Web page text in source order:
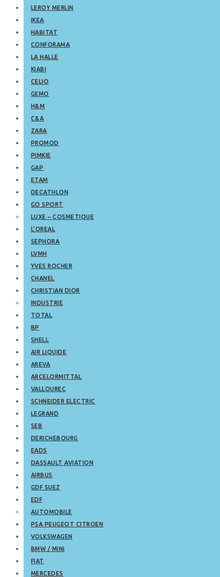
LEROY MERLIN
IKEA
HABITAT
CONFORAMA
LA HALLE
KIABI
CELIO
GEMO
H&M
C&A
ZARA
PROMOD
PIMKIE
GAP
ETAM
DECATHLON
GO SPORT
LUXE – COSMETIQUE
L’OREAL
SEPHORA
LVMH
YVES ROCHER
CHANEL
CHRISTIAN DIOR
INDUSTRIE
TOTAL
BP
SHELL
AIR LIQUIDE
AREVA
ARCELORMITTAL
VALLOUREC
SCHNEIDER ELECTRIC
LEGRAND
SEB
DERICHEBOURG
EADS
DASSAULT AVIATION
AIRBUS
GDF SUEZ
EDF
AUTOMOBILE
PSA PEUGEOT CITROEN
VOLKSWAGEN
BMW / MINI
FIAT
MERCEDES